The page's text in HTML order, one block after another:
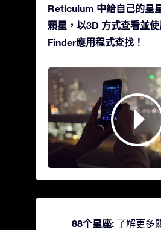
Reticulum 中給自己的星
顆星，以3D 方式查看並
Finder應用程式查找！
88个星座: 了解更多